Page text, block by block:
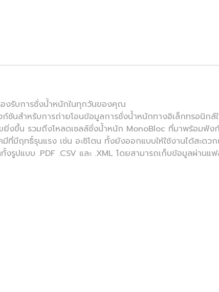
องรับการชั่งน้ำหนักในทุกวันของคุณ
ชันสำหรับการถ่ายโอนข้อมูลการชั่งน้ำหนักทางอิเล็กทรอนิก
ยิ่งขึ้น รวมถึงโหลดเซลล์ชั่งน้ำหนัก MonoBloc ที่มาพร้อมฟัง
ที่มีฤทธิ์รุนแรง เช่น อะซิโตน ทั้งยังออกแบบให้ใช้งานได้สะ
ปแบบ .PDF .CSV และ .XML โดยสามารถเก็บข้อมูลผ่านแ